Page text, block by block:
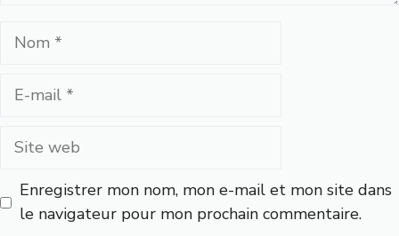
Nom
Site
Enregistrer mon nom, mon e-mail et mon site dans
le navigateur pour mon prochain commentaire.